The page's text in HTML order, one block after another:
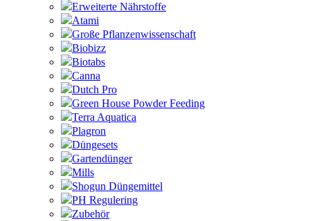
Erweiterte Nährstoffe
Atami
Große Pflanzenwissenschaft
Biobizz
Biotabs
Canna
Dutch Pro
Green House Powder Feeding
Terra Aquatica
Plagron
Düngesets
Gartendünger
Mills
Shogun Düngemittel
PH Regulering
Zubehör